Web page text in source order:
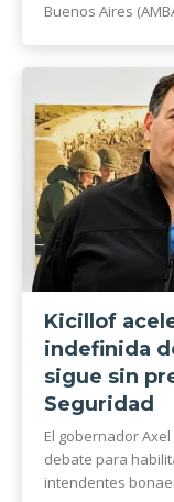
Buenos Aires
Kicillof
indefinida
sigue sin
Seguridad
El gobernador
debate para
intendentes